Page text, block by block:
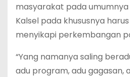
masyarakat pada umumnya
Kalsel pada khususnya
menyikapi perkembangan
“Yang namanya saling
adu program, adu gagasan,